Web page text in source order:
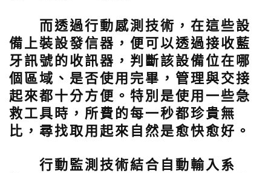
而透過行動感測技術，在這些設
備上裝設發信器，便可以透過接收藍
牙訊號的收訊器，判斷該設備位在哪
個區域、是否使用完畢，管理與交接
起來都十分方便。特別是使用一些急
救工具時，所費的每一秒都珍貴無
比，尋找取用起來自然是愈快愈好。
行動監測技術結合自動輸入系